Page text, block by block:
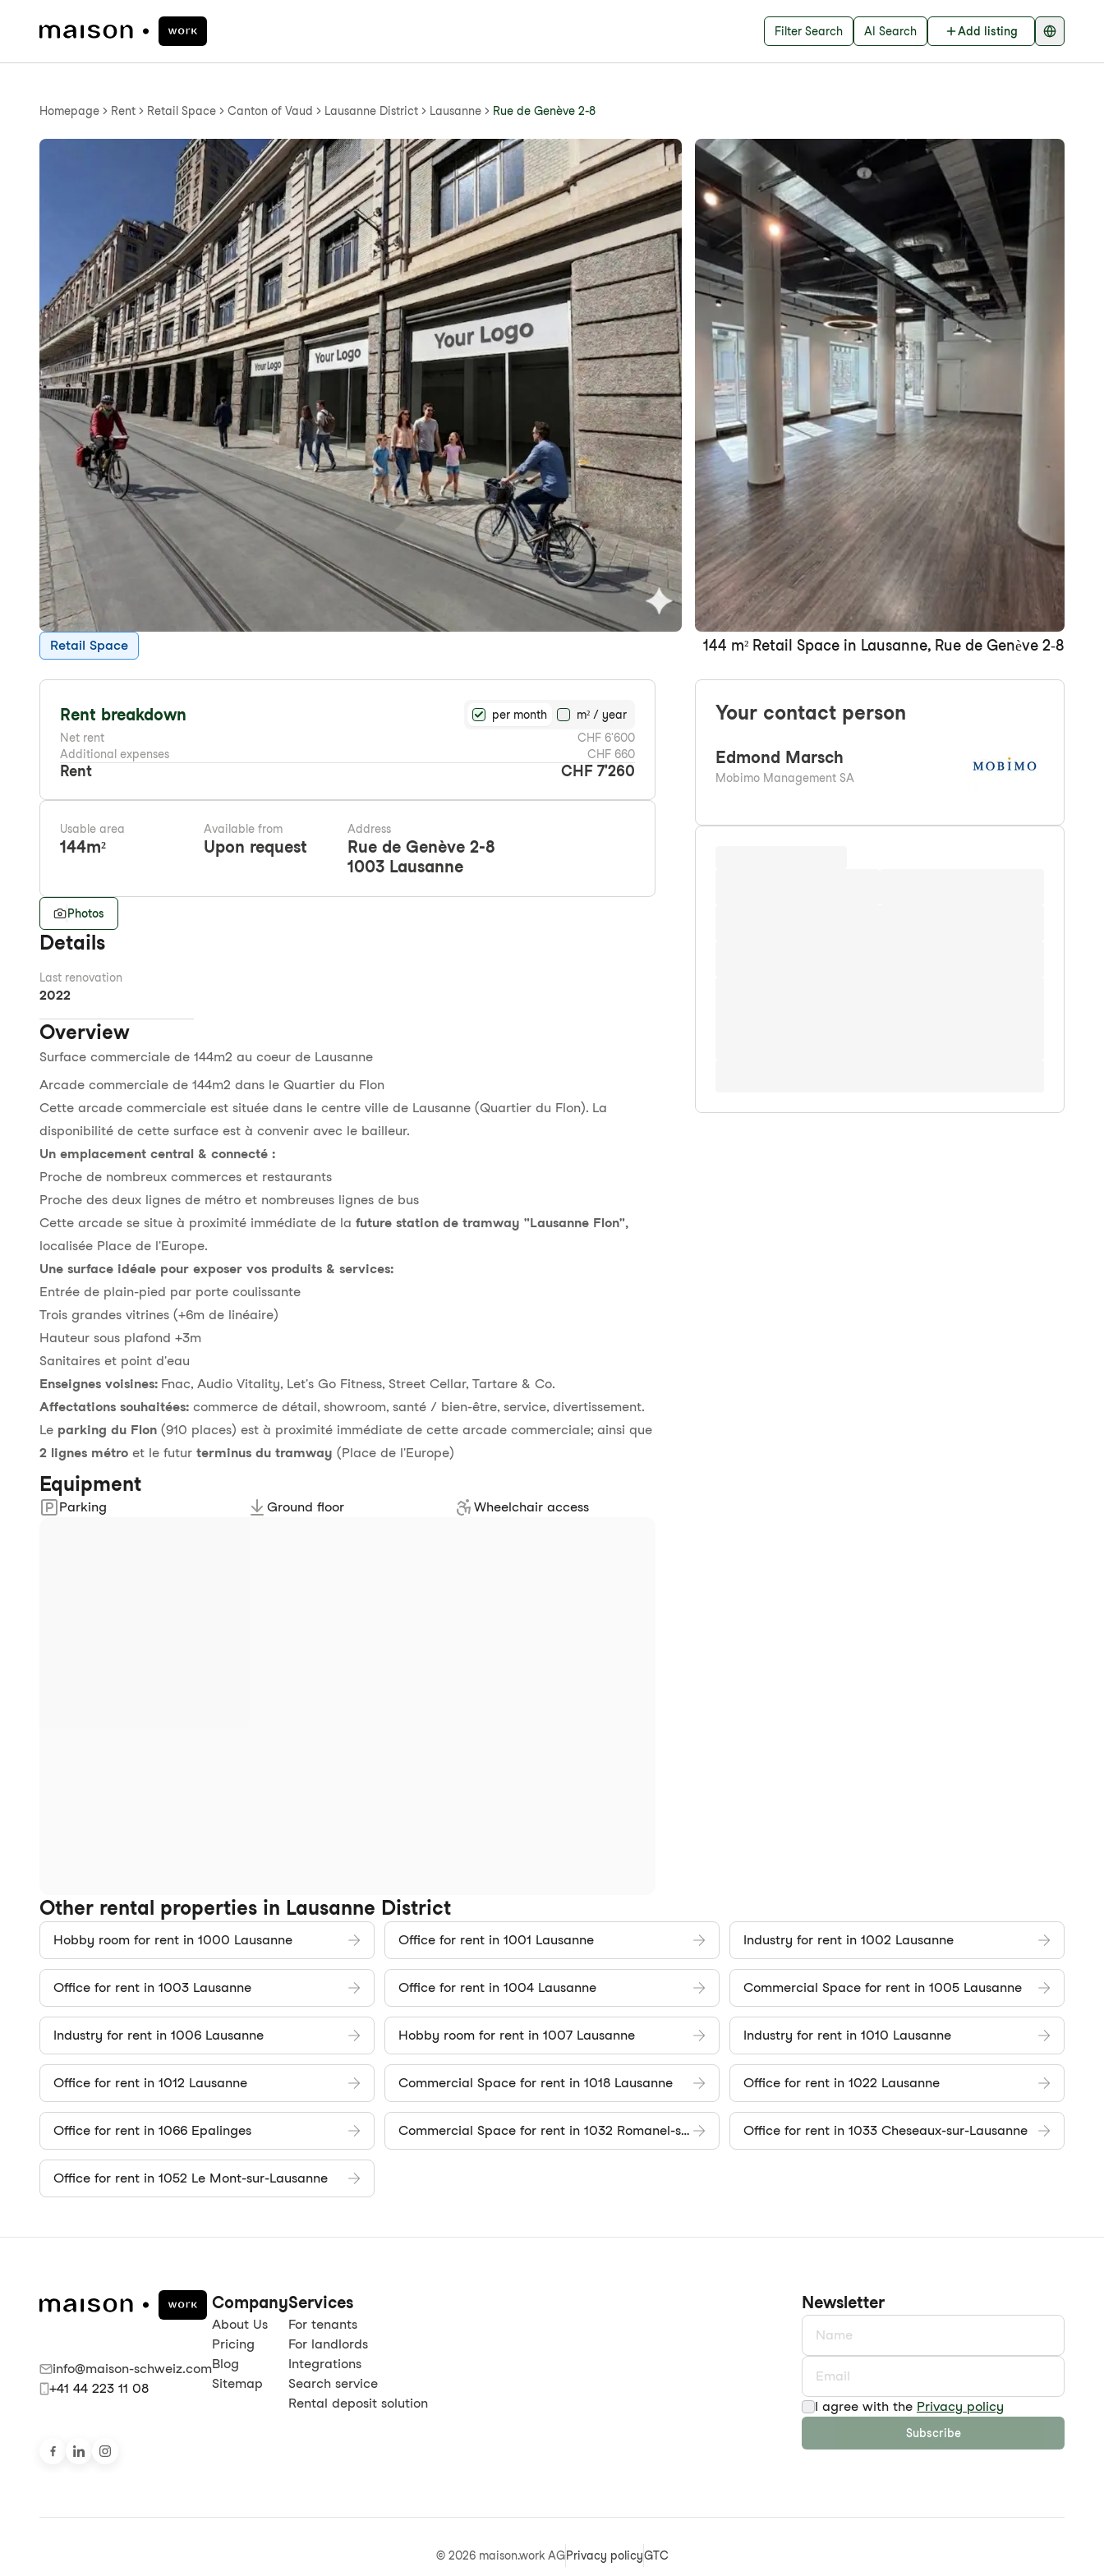
Filter Search AI Search Add listing
Homepage Rent Retail Space Canton of Vaud Lausanne District Lausanne Rue de Genève 2-8
+ 2 images
144 m² Retail Space in Lausanne, Rue de Genève 2-8
Retail Space
Rent breakdown per month
m² / year
Net rent
CHF 6'600
Additional expenses
CHF 660
Rent CHF 7'260
Usable area
144m²
Available from
Upon request
Address
Rue de Genève 2-8
1003 Lausanne
Photos
Details
Last renovation
2022
Overview
Surface commerciale de 144m2 au coeur de Lausanne
Arcade commerciale de 144m2 dans le Quartier du Flon
Cette arcade commerciale est située dans le centre ville de Lausanne (Quartier du Flon). La
disponibilité de cette surface est à convenir avec le bailleur.
Un emplacement central & connecté :
Proche de nombreux commerces et restaurants
Proche des deux lignes de métro et nombreuses lignes de bus
Cette arcade se situe à proximité immédiate de la future station de tramway "Lausanne Flon",
localisée Place de l'Europe.
Une surface idéale pour exposer vos produits & services:
Entrée de plain-pied par porte coulissante
Trois grandes vitrines (+6m de linéaire)
Hauteur sous plafond +3m
Sanitaires et point d'eau
Enseignes voisines: Fnac, Audio Vitality, Let's Go Fitness, Street Cellar, Tartare & Co.
Affectations souhaitées: commerce de détail, showroom, santé / bien-être, service, divertissement.
Le parking du Flon (910 places) est à proximité immédiate de cette arcade commerciale; ainsi que
2 lignes métro et le futur terminus du tramway (Place de l'Europe)
Equipment
Parking Ground floor Wheelchair access
Your contact person
Edmond Marsch
Mobimo Management SA
Other rental properties in Lausanne District
Hobby room for rent in 1000 Lausanne Office for rent in 1001 Lausanne Industry for rent in 1002 Lausanne
Office for rent in 1003 Lausanne Office for rent in 1004 Lausanne Commercial Space for rent in 1005 Lausanne
Industry for rent in 1006 Lausanne Hobby room for rent in 1007 Lausanne Industry for rent in 1010 Lausanne
Office for rent in 1012 Lausanne Commercial Space for rent in 1018 Lausanne Office for rent in 1022 Lausanne
Office for rent in 1066 Epalinges Commercial Space for rent in 1032 Romanel-sur-Lausanne Office for rent in 1033 Cheseaux-sur-Lausanne
Office for rent in 1052 Le Mont-sur-Lausanne
info@maison-schweiz.com
+41 44 223 11 08
Company
About Us
Pricing
Blog
Sitemap
Services
For tenants
For landlords
Integrations
Search service
Rental deposit solution
Newsletter
I agree with the Privacy policy
Subscribe
© 2026maison.work AG Privacy policyGTC